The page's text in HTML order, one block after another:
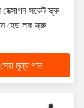
সকেট স্ক্রু
হেড লক স্ক্রু
সেরা মূল্য পান